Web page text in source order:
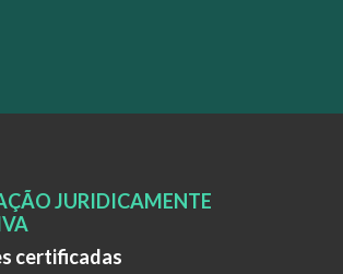
JURIDICAMENTE
certificadas